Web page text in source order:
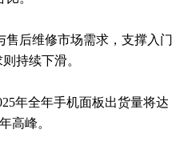
售后维修市场需求，支撑入门
持续下滑。
年全年手机面板出货量将达
高峰。